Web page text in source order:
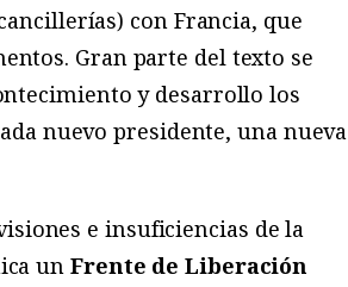
con Francia, que
Gran parte del texto se
y desarrollo los
nuevo presidente, una nueva
e insuficiencias de la
un Frente de Liberación